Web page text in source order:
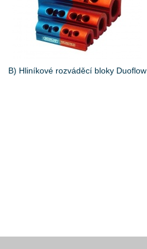
B) Hliníkové rozváděcí bloky Duoflow